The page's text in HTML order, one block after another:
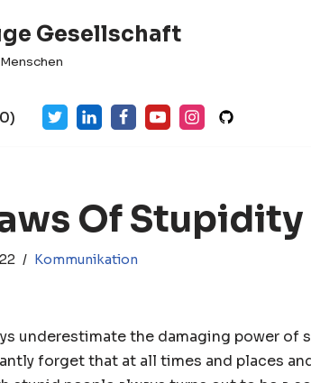
Gesellschaft
)
Of Stupidity
Kommunikation
underestimate the damaging power of
forget that at all times and places